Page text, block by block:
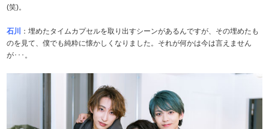
(笑)。
石川
：埋めたタイムカプセルを取り出すシーンがあるんですが、その埋めたも
のを見て、僕でも純粋に懐かしくなりました。それが何かは今は言えません
が･･･。